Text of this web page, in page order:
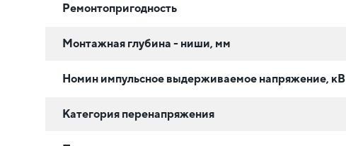
Ремонтопригодность
Монтажная глубина - ниши, мм
Номин импульсное выдерживаемое напряжение, кВ
Категория перенапряжения